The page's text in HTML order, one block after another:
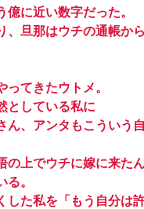
億に近い数字だった。
、旦那はウチの通帳か
ってきたウトメ。
としている私に
ん、アンタもこういう
の上でウチに嫁に来た
る。
した私を「もう自分は